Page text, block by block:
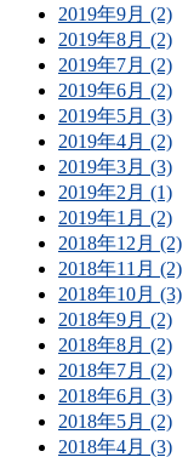
2019年9月 (2)
2019年8月 (2)
2019年7月 (2)
2019年6月 (2)
2019年5月 (3)
2019年4月 (2)
2019年3月 (3)
2019年2月 (1)
2019年1月 (2)
2018年12月 (2)
2018年11月 (2)
2018年10月 (3)
2018年9月 (2)
2018年8月 (2)
2018年7月 (2)
2018年6月 (3)
2018年5月 (2)
2018年4月 (3)